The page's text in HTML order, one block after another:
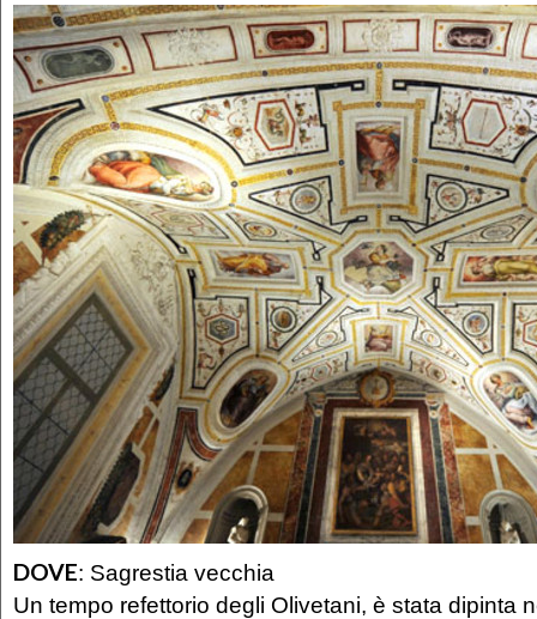
DOVE: Sagrestia vecchia
Un tempo refettorio degli Olivetani, è stata dipinta